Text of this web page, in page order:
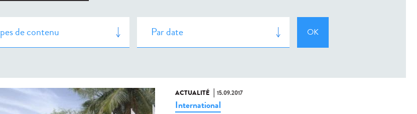
ACTUALITÉ 15.09.2017
International